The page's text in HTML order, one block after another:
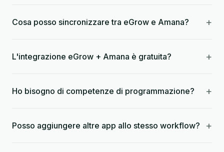
Cosa posso sincronizzare tra eGrow e Amana? +
L'integrazione eGrow + Amana è gratuita? +
Ho bisogno di competenze di programmazione? +
Posso aggiungere altre app allo stesso workflow? +